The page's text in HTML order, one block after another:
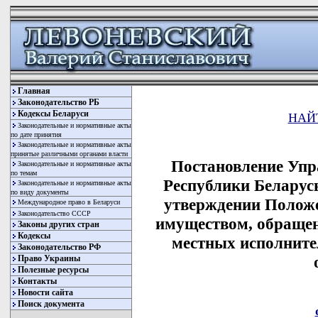
Главная
Законодательство РБ
Кодексы Беларуси
Законодательные и нормативные акты
по дате принятия
Законодательные и нормативные акты
принятые различными органами власти
Законодательные и нормативные акты
по темам
Законодательные и нормативные акты
по виду документы
Международное право в Беларуси
Законодательство СССР
Законы других стран
Кодексы
Законодательство РФ
Право Украины
Полезные ресурсы
Контакты
Новости сайта
Поиск документа
Постановление
Республики
утверждении
имуществом,
местных